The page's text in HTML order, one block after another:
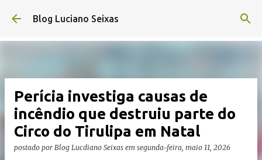
Pular para o conteúdo principal
Blog Luciano Seixas
Perícia investiga causas de
incêndio que destruiu parte do
Circo do Tirulipa em Natal
postado por Blog Lucdiano Seixas em segunda-feira, maio 11, 2026